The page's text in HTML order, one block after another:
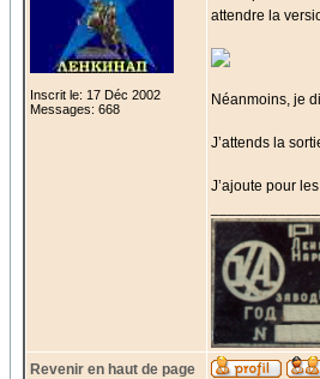
Inscrit le: 17 Déc 2002
Messages: 668
attendre la
Néanmoins, je
J’attends la
J’ajoute pour
Revenir en haut de page